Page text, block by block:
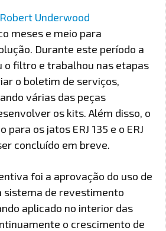
Robert Underwood
meses e meio para
Durante este período a
o filtro e trabalhou nas etapas
o boletim de serviços,
várias das peças
os kits. Além disso, o
os jatos ERJ 135 e o ERJ
concluído em breve.
foi a aprovação do uso de
sistema de revestimento
aplicado no interior das
o crescimento de